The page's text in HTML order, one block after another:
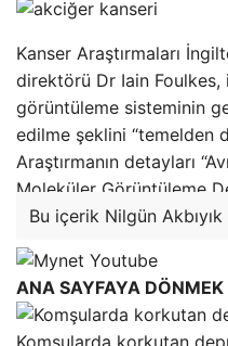
Kanser Araştırmaları
direktörü Dr Iain
görüntüleme sisteminin
edilme şeklini “temelden
Araştırmanın detayları
Moleküler Görüntüleme
Bu içerik Nilgün Akbıyık
ANA SAYFAYA
Komşularda korkutan